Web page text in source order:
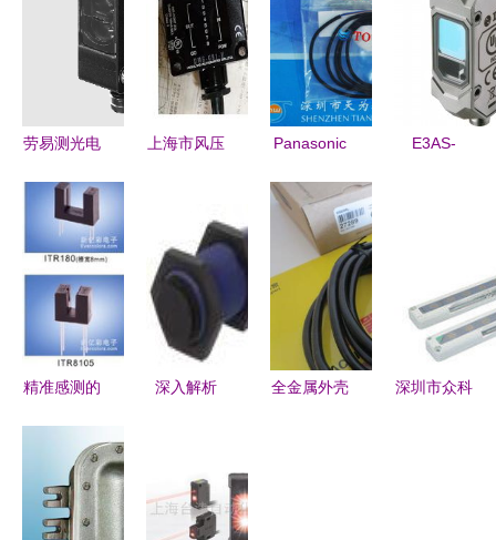
劳易测光电
准感知，赋
能工业自动
化
上海市风压
选厂家与光
电传感器技
Panasonic
PM-L44光
电传感器
精准检测的
可靠之选
E3AS-
新之选
精准感测的
EL150 8直
射型光电传
感器技术与
深入解析
技术特性和
应用价值
全金属外壳
深圳市众科